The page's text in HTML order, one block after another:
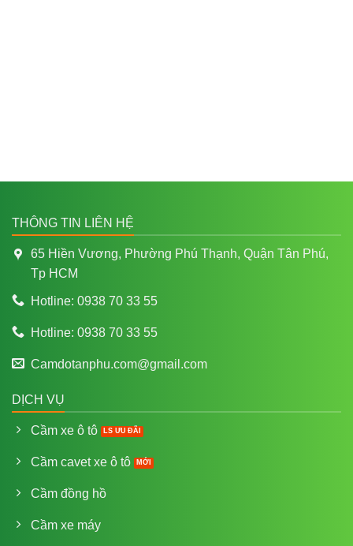
THÔNG TIN LIÊN HỆ
65 Hiền Vương, Phường Phú Thạnh, Quận Tân Phú,
Tp HCM
Hotline: 0938 70 33 55
Hotline: 0938 70 33 55
Camdotanphu.com@gmail.com
DỊCH VỤ
Cầm xe ô tô
Cầm cavet xe ô tô
Cầm đồng hồ
Cầm xe máy